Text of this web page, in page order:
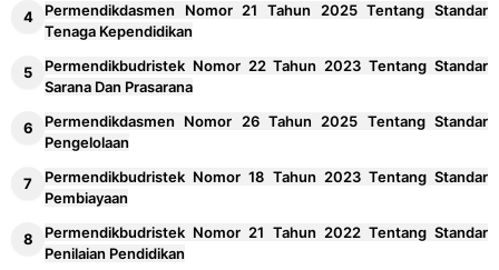
Permendikdasmen Nomor 21 Tahun 2025 Tentang Standar
Tenaga Kependidikan
Permendikbudristek Nomor 22 Tahun 2023 Tentang Standar
Sarana Dan Prasarana
Permendikdasmen Nomor 26 Tahun 2025 Tentang Standar
Pengelolaan
Permendikbudristek Nomor 18 Tahun 2023 Tentang Standar
Pembiayaan
Permendikbudristek Nomor 21 Tahun 2022 Tentang Standar
Penilaian Pendidikan